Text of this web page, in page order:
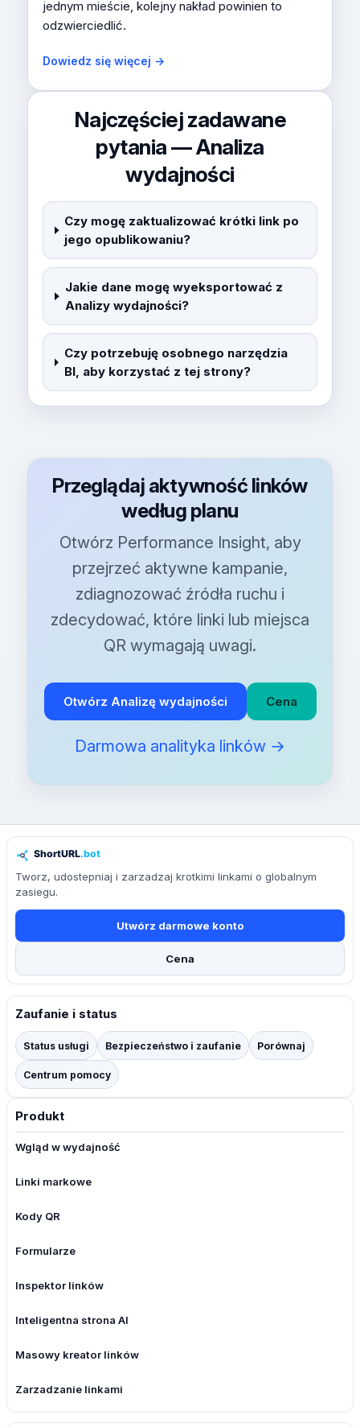
jednym mieście, kolejny nakład powinien to
odzwierciedlić.
Dowiedz się więcej →
Najczęściej zadawane
pytania — Analiza
wydajności
Czy mogę zaktualizować krótki link po
jego opublikowaniu?
Jakie dane mogę wyeksportować z
Analizy wydajności?
Czy potrzebuję osobnego narzędzia
BI, aby korzystać z tej strony?
Przeglądaj aktywność linków
według planu
Otwórz Performance Insight, aby
przejrzeć aktywne kampanie,
zdiagnozować źródła ruchu i
zdecydować, które linki lub miejsca
QR wymagają uwagi.
Otwórz Analizę wydajności Cena
Darmowa analityka linków →
Tworz, udostepniaj i zarzadzaj krotkimi linkami o globalnym
zasiegu.
Utwórz darmowe konto
Cena
Zaufanie i status
Status usługi Bezpieczeństwo i zaufanie Porównaj
Centrum pomocy
Produkt
Wgląd w wydajność
Linki markowe
Kody QR
Formularze
Inspektor linków
Inteligentna strona AI
Masowy kreator linków
Zarzadzanie linkami